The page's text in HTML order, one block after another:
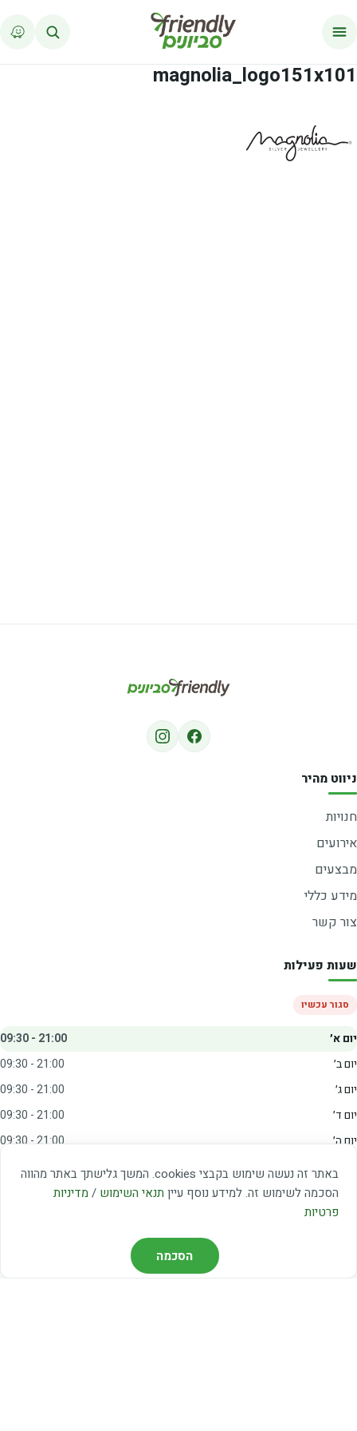
באתר זה נעשה שימוש בקבצי cookies. המשך גלישתך באתר מהווה
הסכמה לשימוש זה. למידע נוסף עיין תנאי השימוש / מדיניות
פרטיות
הסכמה
magnolia_logo151x101
ניווט מהיר
חנויות
אירועים
מבצעים
מידע כללי
צור קשר
שעות פעילות
סגור עכשיו
יום א׳
09:30 - 21:00
יום ב׳
09:30 - 21:00
יום ג׳
09:30 - 21:00
יום ד׳
09:30 - 21:00
יום ה׳
09:30 - 21:00
09:00 - 15:00
שבת
20:00 - 23:00